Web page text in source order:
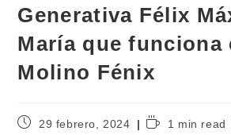
Generativa Félix
María que funciona
Molino Fénix
29 febrero, 2024 1 min read